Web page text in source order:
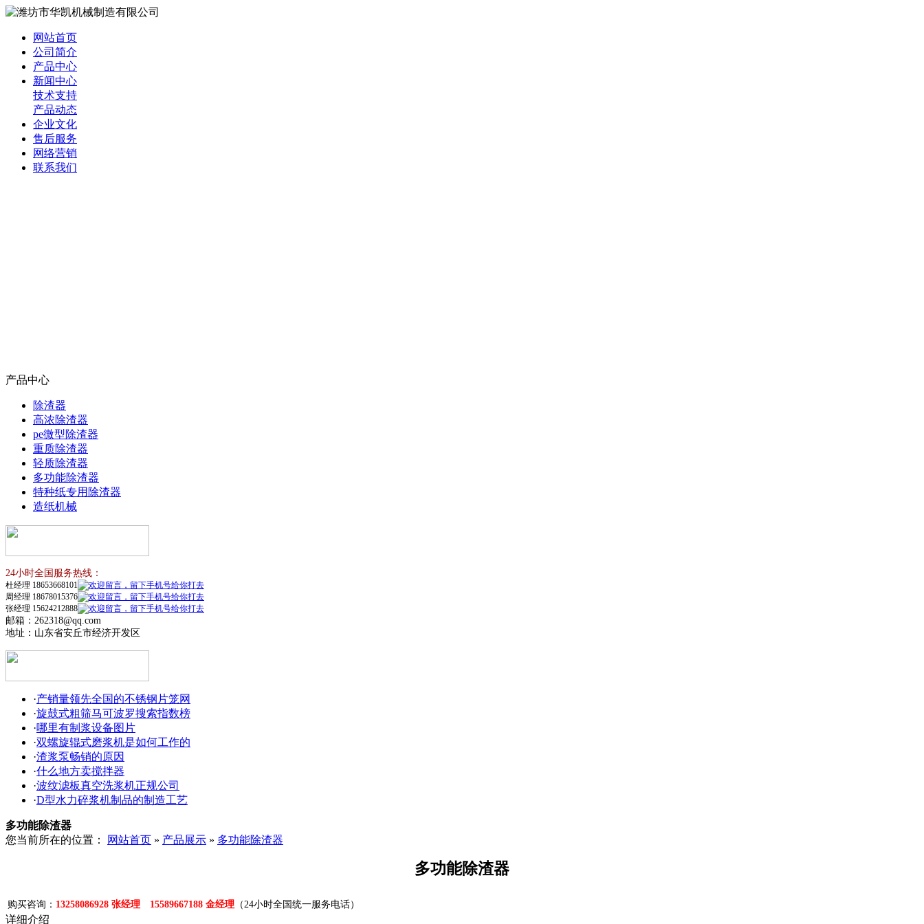
网站首页
公司简介
产品中心
新闻中心
技术支持
产品动态
企业文化
售后服务
网络营销
联系我们
产品中心
除渣器
高浓除渣器
pe微型除渣器
重质除渣器
轻质除渣器
多功能除渣器
特种纸专用除渣器
造纸机械
24小时全国服务热线：
杜经理 18653668101
周经理 18678015376
张经理 15624212888
邮箱：262318@qq.com
地址：山东省安丘市经济开发区
·产销量领先全国的不锈钢片笼网
·旋鼓式粗筛马可波罗搜索指数榜
·哪里有制浆设备图片
·双螺旋辊式磨浆机是如何工作的
·渣浆泵畅销的原因
·什么地方卖搅拌器
·波纹滤板真空洗浆机正规公司
·D型水力碎浆机制品的制造工艺
多功能除渣器
您当前所在的位置：
网站首页 » 产品展示 » 多功能除渣器
多功能除渣器
购买咨询： 13258086928 张经理 15589667188 金经理 （24小时全国统一服务电话）
详细介绍